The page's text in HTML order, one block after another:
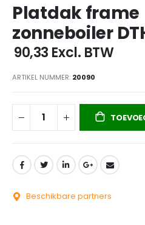
naar
het
begin
van
de
afbeeldingen-
Platdak frame
zonneboiler
€ 90,33 Excl. BTW
ARTIKEL NUMMER 20090
Beschikbare partners